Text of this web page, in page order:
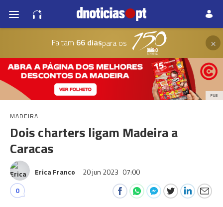
Faltam 66 diaspara os ×
PUB
MADEIRA
Dois charters ligam Madeira a
Caracas
Erica Franco 20 jun 2023 07:00
0